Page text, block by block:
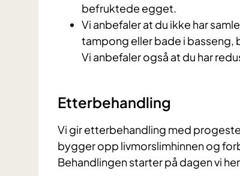
befruktede egget.
Vi anbefaler at du ikke har
tampong eller bade i
Vi anbefaler også at du har
Etterbehandling
Vi gir etterbehandling med
bygger opp livmorslimhinnen og
Behandlingen starter på dagen vi